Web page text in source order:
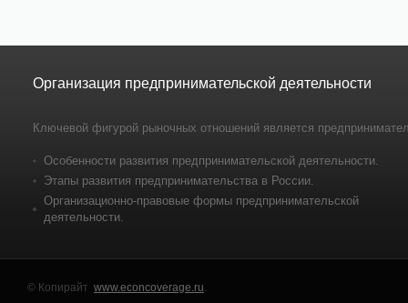
Организация предпринимательской деятельности
Ключевой фигурой рыночных отношений является
Особенности развития предпринимательской деятельности.
Этапы развития предпринимательства в России.
Организационно-правовые формы предпринимательской
деятельности.
© Копирайт www.econcoverage.ru.